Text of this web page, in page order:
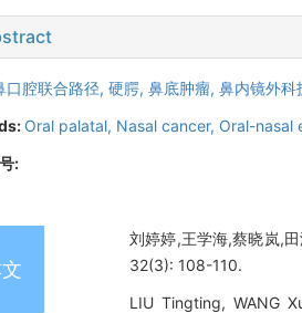
口腔联合路径, 硬腭, 鼻底肿瘤, 鼻内镜外科
Oral palatal, Nasal cancer, Oral-nasal
:
刘婷婷,王学海,蔡晓岚,
32(3): 108-110.
LIU Tingting, WANG